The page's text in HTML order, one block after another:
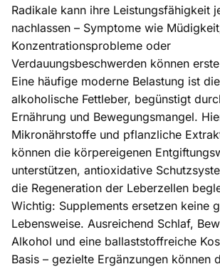
Radikale kann ihre Leistungsfähigkeit
nachlassen – Symptome wie
Konzentrationsprobleme oder
Verdauungsbeschwerden können
Eine häufige moderne Belastung ist
alkoholische Fettleber, begünstigt
Ernährung und Bewegungsmangel.
Mikronährstoffe und pflanzliche
können die körpereigenen
unterstützen, antioxidative
die Regeneration der Leberzellen
Wichtig: Supplements ersetzen keine
Lebensweise. Ausreichend Schlaf,
Alkohol und eine ballaststoffreiche
Basis – gezielte Ergänzungen können